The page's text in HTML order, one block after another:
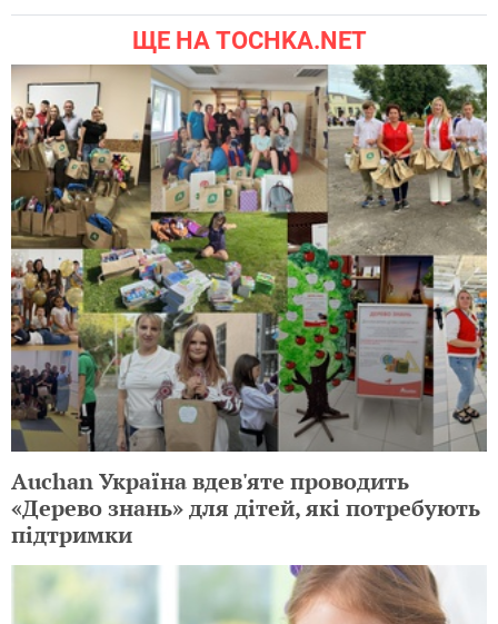
ЩЕ НА TOCHKA.NET
Auchan Україна вдев'яте проводить
«Дерево знань» для дітей, які потребують
підтримки